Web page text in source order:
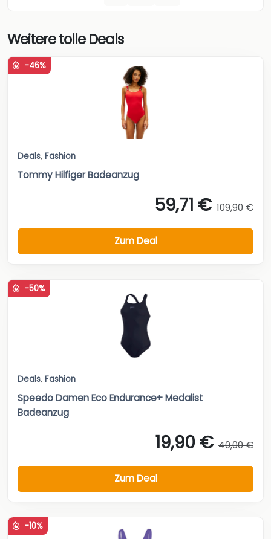
Weitere tolle Deals
-46%
Deals, Fashion
Tommy Hilfiger Badeanzug
59,71 € 109,90 €
Zum Deal
-50%
Deals, Fashion
Speedo Damen Eco Endurance+ Medalist
Badeanzug
19,90 € 40,00 €
Zum Deal
-10%